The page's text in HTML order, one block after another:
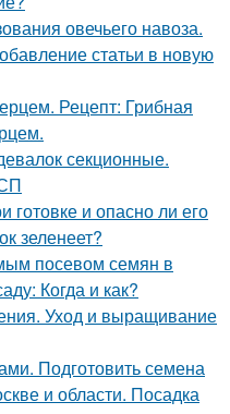
овечьего навоза.
статьи в новую
Рецепт: Грибная
секционные.
готовке и опасно ли его
зеленеет?
посевом семян в
Когда и как?
Уход и выращивание
Подготовить семена
и области. Посадка